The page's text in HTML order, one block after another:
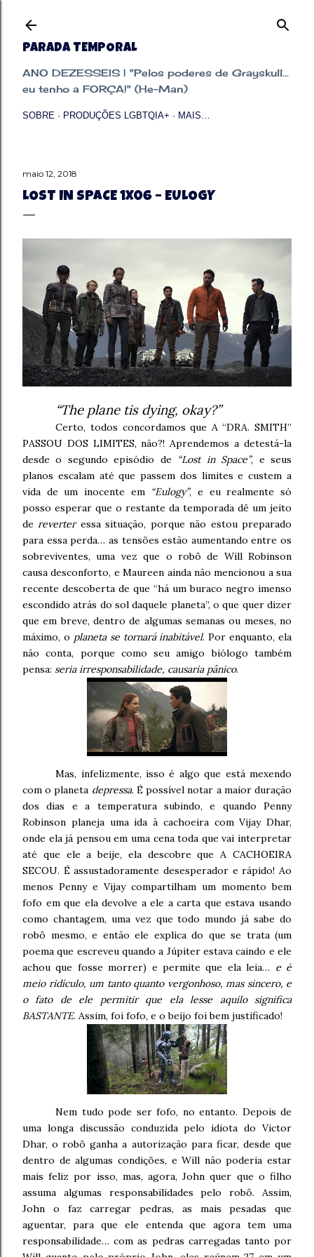
PARADA TEMPORAL
ANO DEZESSEIS | "Pelos poderes de Grayskull...
eu tenho a FORÇA!" (He-Man)
SOBRE PRODUÇÕES LGBTQIA+ MAIS…
maio 12, 2018
LOST IN SPACE 1X06 – EULOGY
“The plane tis dying, okay?”
Certo, todos concordamos que A “DRA. SMITH”
PASSOU DOS LIMITES, não?! Aprendemos a detestá-la
desde o segundo episódio de “Lost in Space”, e seus
planos escalam até que passem dos limites e custem a
vida de um inocente em “Eulogy”, e eu realmente só
posso esperar que o restante da temporada dê um jeito
dereverteressa situação, porque não estou preparado
para essa perda… as tensões estão aumentando entre os
sobreviventes, uma vez que o robô de Will Robinson
causa desconforto, e Maureen ainda não mencionou a sua
recente descoberta de que “há um buraco negro imenso
escondido atrás do sol daquele planeta”, o que quer dizer
que em breve, dentro de algumas semanas ou meses, no
máximo, o planeta se tornará inabitável. Por enquanto, ela
não conta, porque como seu amigo biólogo também
pensa: seria irresponsabilidade, causaria pânico.
Mas, infelizmente, isso é algo que está mexendo
com o planeta depressa. É possível notar a maior duração
dos dias e a temperatura subindo, e quando Penny
Robinson planeja uma ida à cachoeira com Vijay Dhar,
onde ela já pensou em uma cena toda que vai interpretar
até que ele a beije, ela descobre que A CACHOEIRA
SECOU. É assustadoramente desesperador e rápido! Ao
menos Penny e Vijay compartilham um momento bem
fofo em que ela devolve a ele a carta que estava usando
como chantagem, uma vez que todo mundo já sabe do
robô mesmo, e então ele explica do que se trata (um
poema que escreveu quando a Júpiter estava caindo e ele
achou que fosse morrer) e permite que ela leia… e é
meio ridículo, um tanto quanto vergonhoso, mas sincero, e
o fato de ele permitir que ela lesse aquilo significa
BASTANTE. Assim, foi fofo, e o beijo foi bem justificado!
Nem tudo pode ser fofo, no entanto. Depois de
uma longa discussão conduzida pelo idiota do Victor
Dhar, o robô ganha a autorização para ficar, desde que
dentro de algumas condições, e Will não poderia estar
mais feliz por isso, mas, agora, John quer que o filho
assuma algumas responsabilidades pelo robô. Assim,
John o faz carregar pedras, as mais pesadas que
aguentar, para que ele entenda que agora tem uma
responsabilidade… com as pedras carregadas tanto por